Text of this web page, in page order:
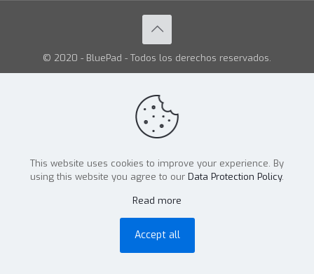
© 2020 - BluePad - Todos los derechos reservados.
This website uses cookies to improve your experience. By
using this website you agree to our Data Protection Policy.
Read more
Accept all